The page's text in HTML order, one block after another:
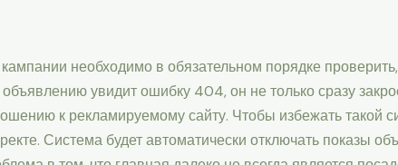
необходимо в обязательном порядке
увидит ошибку 404, он не только сразу
к рекламируемому сайту. Чтобы избежать такой
Система будет автоматически отключать показы